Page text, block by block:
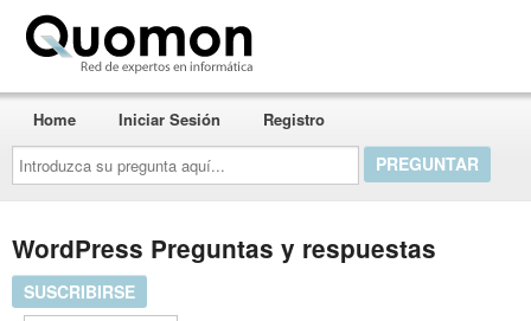
Introduzca
su
pregunta
aquí...
Home Iniciar Sesión Registro
WordPress Preguntas y respuestas
SUSCRIBIRSE